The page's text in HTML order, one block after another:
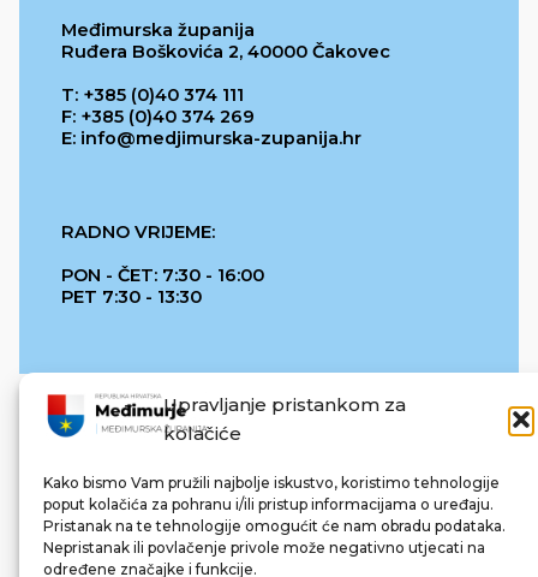
Upravljanje pristankom za
kolačiće
Kako bismo Vam pružili najbolje iskustvo, koristimo tehnologije
poput kolačića za pohranu i/ili pristup informacijama o uređaju.
Pristanak na te tehnologije omogućit će nam obradu podataka.
Nepristanak ili povlačenje privole može negativno utjecati na
određene značajke i funkcije.
Međimurska županija
Ruđera Boškovića 2, 40000 Čakovec
T: +385 (0)40 374 111
F: +385 (0)40 374 269
E: info@medjimurska-zupanija.hr
RADNO VRIJEME:
PON - ČET: 7:30 - 16:00
PET 7:30 - 13:30
REPUBLIKA HRVATSKA